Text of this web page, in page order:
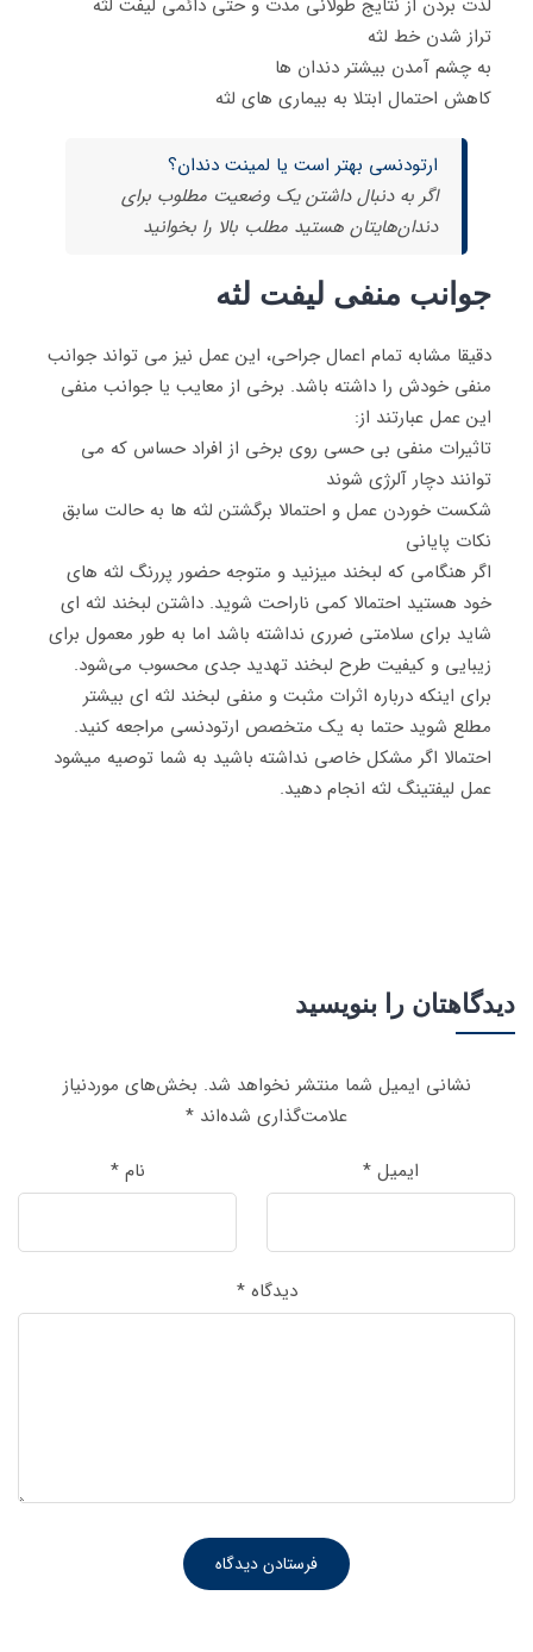
لذت بردن از نتایج طولانی مدت و حتی دائمی لیفت لثه
تراز شدن خط لثه
به چشم آمدن بیشتر دندان ها
کاهش احتمال ابتلا به بیماری های لثه
ارتودنسی بهتر است یا لمینت دندان؟
اگر به دنبال داشتن یک وضعیت مطلوب برای
دندان‌هایتان هستید مطلب بالا را بخوانید
جوانب منفی لیفت لثه
دقیقا مشابه تمام اعمال جراحی، این عمل نیز می تواند جوانب
منفی خودش را داشته باشد. برخی از معایب یا جوانب منفی
این عمل عبارتند از:
تاثیرات منفی بی حسی روی برخی از افراد حساس که می
توانند دچار آلرژی شوند
شکست خوردن عمل و احتمالا برگشتن لثه ها به حالت سابق
نکات پایانی
اگر هنگامی که لبخند میزنید و متوجه حضور پررنگ لثه های
خود هستید احتمالا کمی ناراحت شوید. داشتن لبخند لثه ای
شاید برای سلامتی ضرری نداشته باشد اما به طور معمول برای
زیبایی و کیفیت طرح لبخند تهدید جدی محسوب می‌شود.
برای اینکه درباره اثرات مثبت و منفی لبخند لثه ای بیشتر
مطلع شوید حتما به یک متخصص ارتودنسی مراجعه کنید.
احتمالا اگر مشکل خاصی نداشته باشید به شما توصیه میشود
عمل لیفتینگ لثه انجام دهید.
دیدگاهتان را بنویسید
نشانی ایمیل شما منتشر نخواهد شد. بخش‌های موردنیاز
علامت‌گذاری شده‌اند *
نام* ایمیل *
دیدگاه*